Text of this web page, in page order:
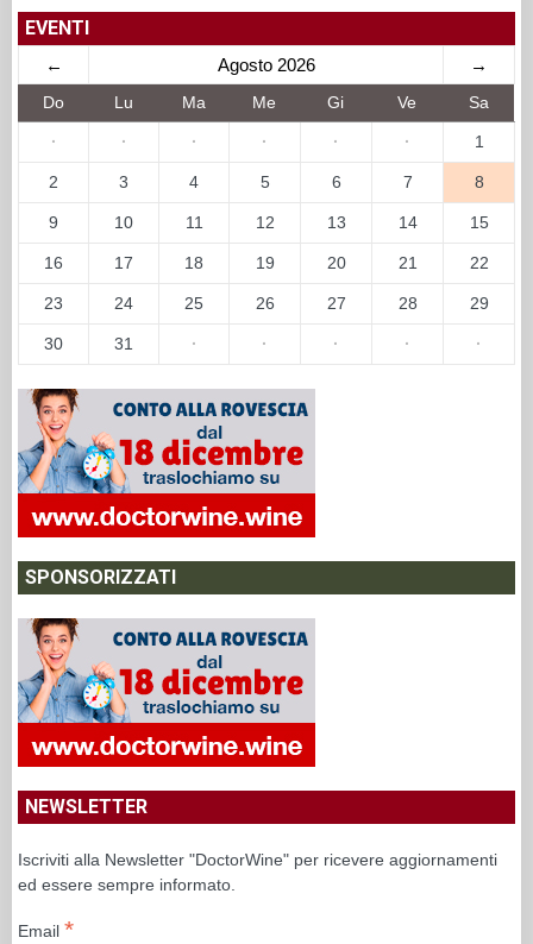
EVENTI
← Agosto 2026 →
Do Lu Ma Me Gi Ve Sa
· · · · · · 1
2 3 4 5 6 7 8
9 10 11 12 13 14 15
16 17 18 19 20 21 22
23 24 25 26 27 28 29
30 31 · · · · ·
SPONSORIZZATI
NEWSLETTER
Iscriviti alla Newsletter "DoctorWine" per ricevere aggiornamenti
ed essere sempre informato.
Email *